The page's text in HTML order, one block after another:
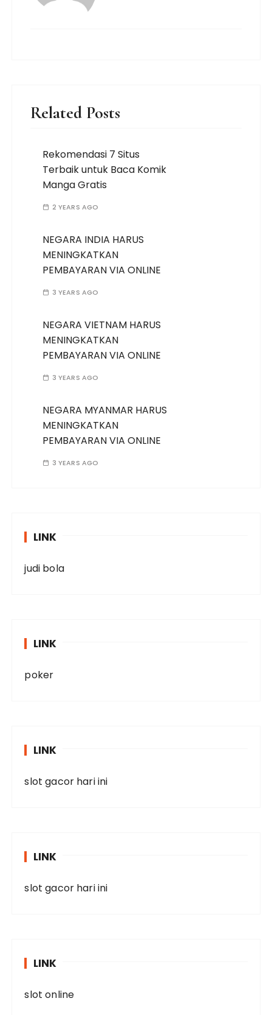
Related Posts
Rekomendasi 7 Situs
Terbaik untuk Baca Komik
Manga Gratis
2 YEARS AGO
NEGARA INDIA HARUS
MENINGKATKAN
PEMBAYARAN VIA ONLINE
3 YEARS AGO
NEGARA VIETNAM HARUS
MENINGKATKAN
PEMBAYARAN VIA ONLINE
3 YEARS AGO
NEGARA MYANMAR HARUS
MENINGKATKAN
PEMBAYARAN VIA ONLINE
3 YEARS AGO
LINK
judi bola
LINK
poker
LINK
slot gacor hari ini
LINK
slot gacor hari ini
LINK
slot online